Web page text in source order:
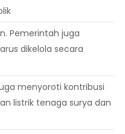
Pemerintah juga
dikelola secara
menyoroti kontribusi
listrik tenaga surya dan